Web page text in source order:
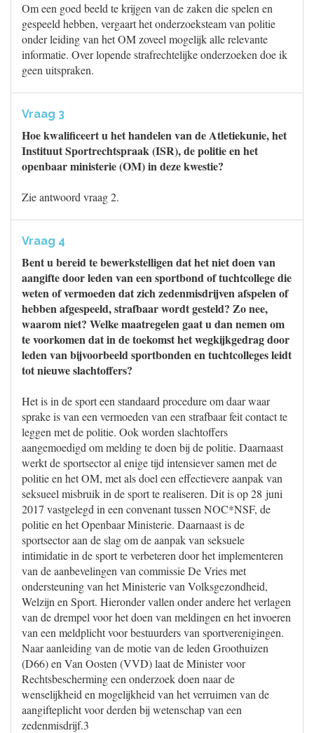
Om een goed beeld te krijgen van de zaken die spelen en
gespeeld hebben, vergaart het onderzoeksteam van politie
onder leiding van het OM zoveel mogelijk alle relevante
informatie. Over lopende strafrechtelijke onderzoeken doe ik
geen uitspraken.
Vraag 3
Hoe kwalificeert u het handelen van de Atletiekunie, het
Instituut Sportrechtspraak (ISR), de politie en het
openbaar ministerie (OM) in deze kwestie?
Zie antwoord vraag 2.
Vraag 4
Bent u bereid te bewerkstelligen dat het niet doen van
aangifte door leden van een sportbond of tuchtcollege die
weten of vermoeden dat zich zedenmisdrijven afspelen of
hebben afgespeeld, strafbaar wordt gesteld? Zo nee,
waarom niet? Welke maatregelen gaat u dan nemen om
te voorkomen dat in de toekomst het wegkijkgedrag door
leden van bijvoorbeeld sportbonden en tuchtcolleges leidt
tot nieuwe slachtoffers?
Het is in de sport een standaard procedure om daar waar
sprake is van een vermoeden van een strafbaar feit contact te
leggen met de politie. Ook worden slachtoffers
aangemoedigd om melding te doen bij de politie. Daarnaast
werkt de sportsector al enige tijd intensiever samen met de
politie en het OM, met als doel een effectievere aanpak van
seksueel misbruik in de sport te realiseren. Dit is op 28 juni
2017 vastgelegd in een convenant tussen NOC*NSF, de
politie en het Openbaar Ministerie. Daarnaast is de
sportsector aan de slag om de aanpak van seksuele
intimidatie in de sport te verbeteren door het implementeren
van de aanbevelingen van commissie De Vries met
ondersteuning van het Ministerie van Volksgezondheid,
Welzijn en Sport. Hieronder vallen onder andere het verlagen
van de drempel voor het doen van meldingen en het invoeren
van een meldplicht voor bestuurders van sportverenigingen.
Naar aanleiding van de motie van de leden Groothuizen
(D66) en Van Oosten (VVD) laat de Minister voor
Rechtsbescherming een onderzoek doen naar de
wenselijkheid en mogelijkheid van het verruimen van de
aangifteplicht voor derden bij wetenschap van een
zedenmisdrijf.3